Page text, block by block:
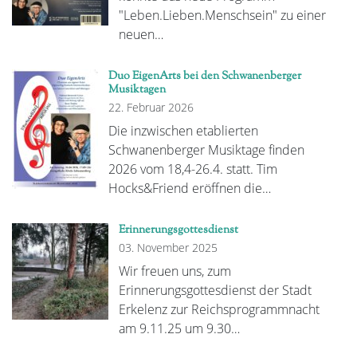
"Leben.Lieben.Menschsein" zu einer
neuen…
Duo EigenArts bei den Schwanenberger
Musiktagen
22. Februar 2026
Die inzwischen etablierten
Schwanenberger Musiktage finden
2026 vom 18,4-26.4. statt. Tim
Hocks&Friend eröffnen die…
Erinnerungsgottesdienst
03. November 2025
Wir freuen uns, zum
Erinnerungsgottesdienst der Stadt
Erkelenz zur Reichsprogrammnacht
am 9.11.25 um 9.30…